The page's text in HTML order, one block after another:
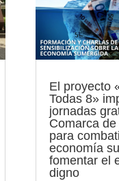
El proyecto
Todas 8»
jornadas
Comarca
para
economía
fomentar el
digno